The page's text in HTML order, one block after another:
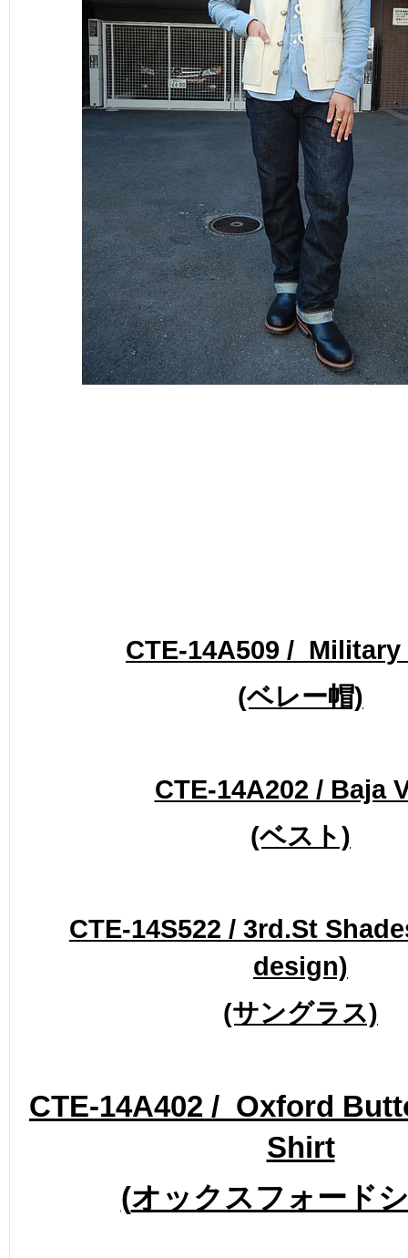
CTE-14A509 / Military
(ベレー帽)
CTE-14A202 / Baja
(ベスト)
CTE-14S522 / 3rd.St
design)
(サングラス)
CTE-14A402 / Oxford
Shirt
(オックスフォード